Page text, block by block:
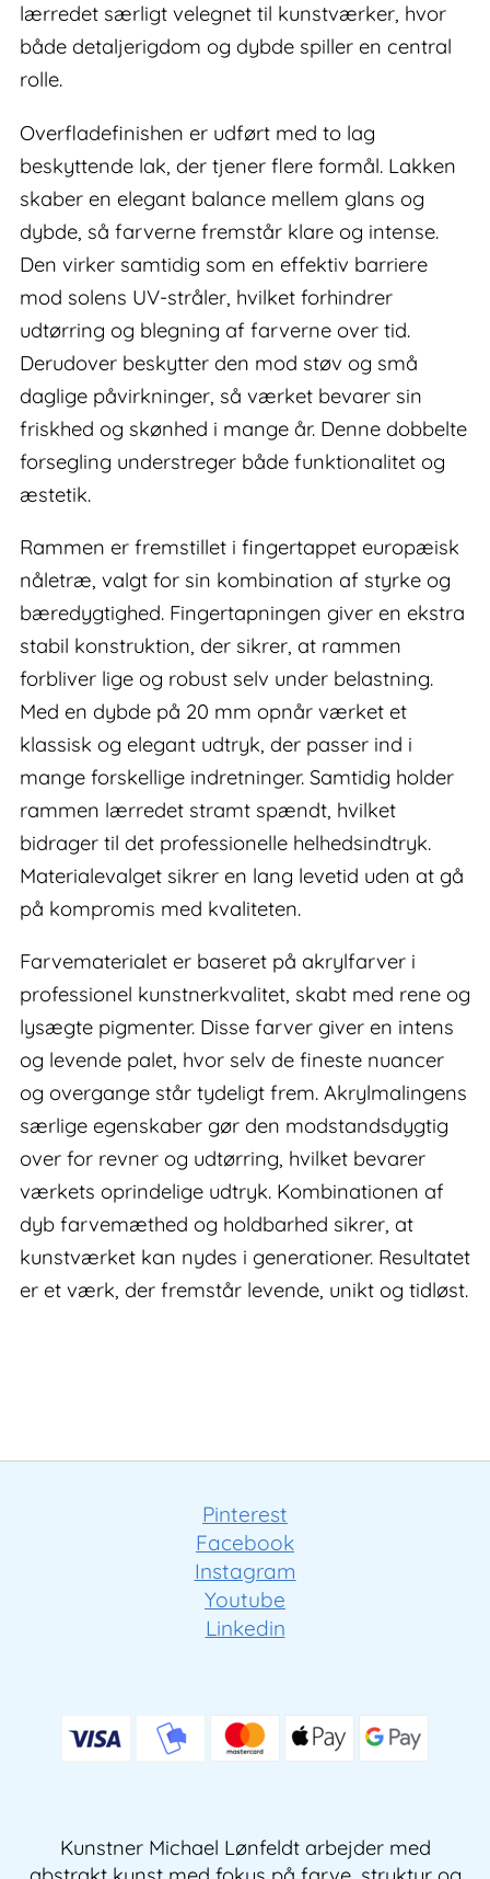
lærredet særligt velegnet til kunstværker, hvor
både detaljerigdom og dybde spiller en central
rolle.
Overfladefinishen er udført med to lag
beskyttende lak, der tjener flere formål. Lakken
skaber en elegant balance mellem glans og
dybde, så farverne fremstår klare og intense.
Den virker samtidig som en effektiv barriere
mod solens UV-stråler, hvilket forhindrer
udtørring og blegning af farverne over tid.
Derudover beskytter den mod støv og små
daglige påvirkninger, så værket bevarer sin
friskhed og skønhed i mange år. Denne dobbelte
forsegling understreger både funktionalitet og
æstetik.
Rammen er fremstillet i fingertappet europæisk
nåletræ, valgt for sin kombination af styrke og
bæredygtighed. Fingertapningen giver en ekstra
stabil konstruktion, der sikrer, at rammen
forbliver lige og robust selv under belastning.
Med en dybde på 20 mm opnår værket et
klassisk og elegant udtryk, der passer ind i
mange forskellige indretninger. Samtidig holder
rammen lærredet stramt spændt, hvilket
bidrager til det professionelle helhedsindtryk.
Materialevalget sikrer en lang levetid uden at gå
på kompromis med kvaliteten.
Farvematerialet er baseret på akrylfarver i
professionel kunstnerkvalitet, skabt med rene og
lysægte pigmenter. Disse farver giver en intens
og levende palet, hvor selv de fineste nuancer
og overgange står tydeligt frem. Akrylmalingens
særlige egenskaber gør den modstandsdygtig
over for revner og udtørring, hvilket bevarer
værkets oprindelige udtryk. Kombinationen af
dyb farvemæthed og holdbarhed sikrer, at
kunstværket kan nydes i generationer. Resultatet
er et værk, der fremstår levende, unikt og tidløst.
Pinterest
Facebook
Instagram
Youtube
Linkedin
Kunstner Michael Lønfeldt arbejder med